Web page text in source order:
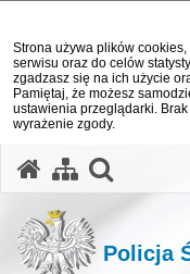
Strona używa plików
serwisu oraz do celów
zgadzasz się na ich użycie
Pamiętaj, że możesz
ustawienia przeglądarki.
wyrażenie zgody.
Policja